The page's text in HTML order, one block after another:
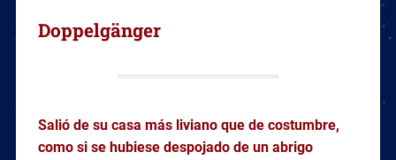
Doppelgänger
Salió de su casa más liviano que de costumbre,
como si se hubiese despojado de un abrigo